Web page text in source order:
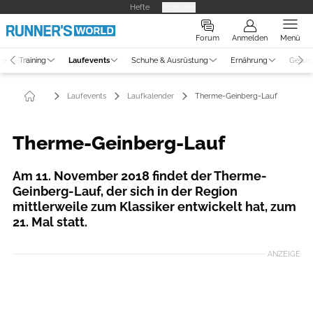
Hefte
Forum Anmelden Menü
Training Laufevents Schuhe & Ausrüstung Ernährung
Laufevents Laufkalender Therme-Geinberg-Lauf
Therme-Geinberg-Lauf
Am 11. November 2018 findet der Therme-
Geinberg-Lauf, der sich in der Region
mittlerweile zum Klassiker entwickelt hat, zum
21. Mal statt.
ANZEIGE